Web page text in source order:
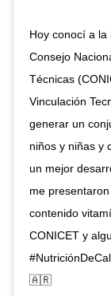
Hoy conocí a
Consejo
Técnicas
Vinculación
generar un
niños y niñas y
un mejor
me
contenido
CONICET y
🇦🇷